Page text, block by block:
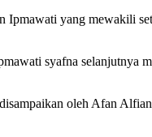
Ipmawati yang mewakili
syafna selanjutnya
oleh Afan